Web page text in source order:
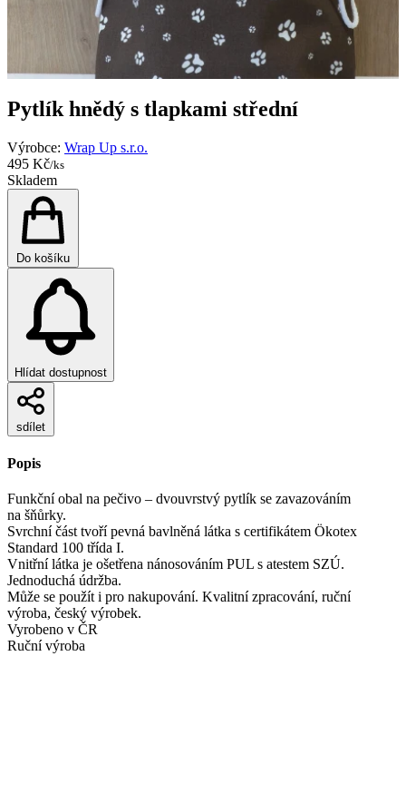
Pytlík hnědý s tlapkami střední
Výrobce: Wrap Up s.r.o.
495 Kč/ks
Skladem
Do košíku
Hlídat dostupnost
sdílet
Popis
Funkční obal na pečivo – dvouvrstvý pytlík se zavazováním
na šňůrky.
Svrchní část tvoří pevná bavlněná látka s certifikátem Ökotex
Standard 100 třída I.
Vnitřní látka je ošetřena nánosováním PUL s atestem SZÚ.
Jednoduchá údržba.
Může se použít i pro nakupování. Kvalitní zpracování, ruční
výroba, český výrobek.
Vyrobeno v ČR
Ruční výroba